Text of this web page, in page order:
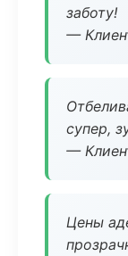
заботу!
—
супер,
—
Цены